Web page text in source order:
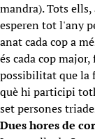
mandra). Tots
esperen tot l'any
anat cada cop a
és cada cop
possibilitat que la
què hi participi
set persones
Dues hores de